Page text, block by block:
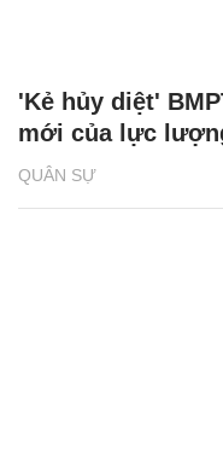
QUÂN SỰ
'Kẻ hủy diệt'
mới của lực